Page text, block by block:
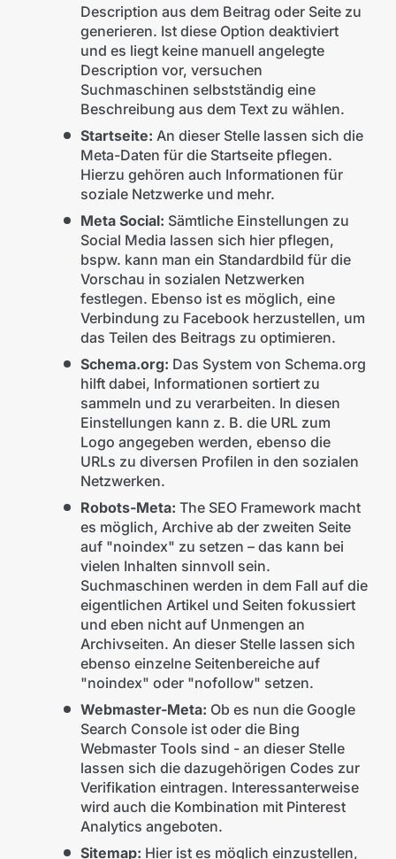
Description aus dem Beitrag oder Seite zu
generieren. Ist diese Option deaktiviert
und es liegt keine manuell angelegte
Description vor, versuchen
Suchmaschinen selbstständig eine
Beschreibung aus dem Text zu wählen.
Startseite: An dieser Stelle lassen sich die
Meta-Daten für die Startseite pflegen.
Hierzu gehören auch Informationen für
soziale Netzwerke und mehr.
Meta Social: Sämtliche Einstellungen zu
Social Media lassen sich hier pflegen,
bspw. kann man ein Standardbild für die
Vorschau in sozialen Netzwerken
festlegen. Ebenso ist es möglich, eine
Verbindung zu Facebook herzustellen, um
das Teilen des Beitrags zu optimieren.
Schema.org: Das System von Schema.org
hilft dabei, Informationen sortiert zu
sammeln und zu verarbeiten. In diesen
Einstellungen kann z. B. die URL zum
Logo angegeben werden, ebenso die
URLs zu diversen Profilen in den sozialen
Netzwerken.
Robots-Meta: The SEO Framework macht
es möglich, Archive ab der zweiten Seite
auf "noindex" zu setzen – das kann bei
vielen Inhalten sinnvoll sein.
Suchmaschinen werden in dem Fall auf die
eigentlichen Artikel und Seiten fokussiert
und eben nicht auf Unmengen an
Archivseiten. An dieser Stelle lassen sich
ebenso einzelne Seitenbereiche auf
"noindex" oder "nofollow" setzen.
Webmaster-Meta: Ob es nun die Google
Search Console ist oder die Bing
Webmaster Tools sind - an dieser Stelle
lassen sich die dazugehörigen Codes zur
Verifikation eintragen. Interessanterweise
wird auch die Kombination mit Pinterest
Analytics angeboten.
Sitemap: Hier ist es möglich einzustellen,